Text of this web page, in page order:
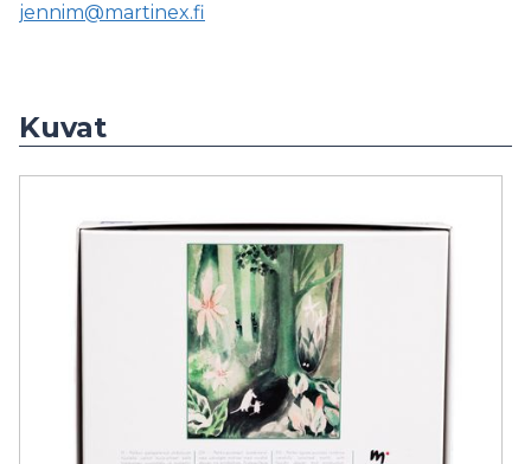
jennim@martinex.fi
Kuvat